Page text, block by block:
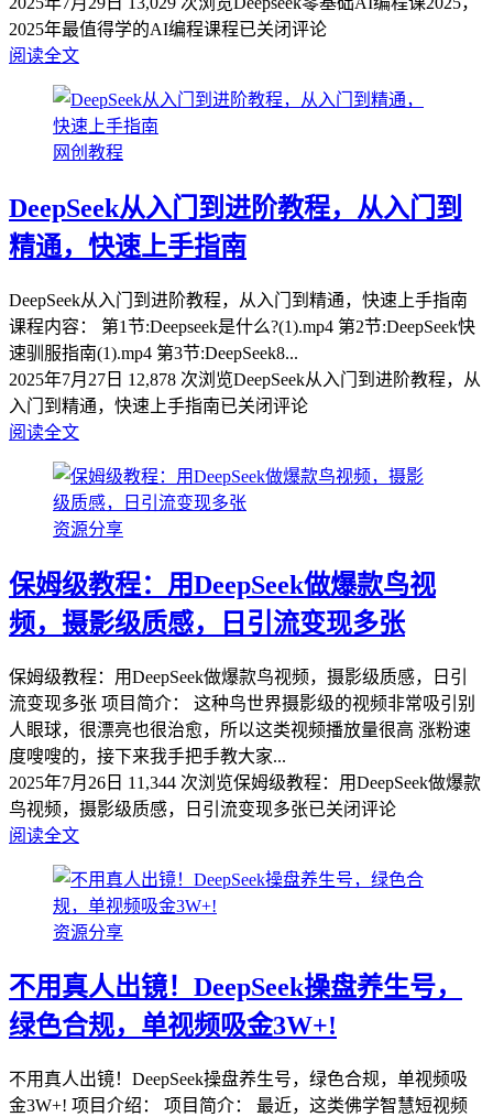
2025年最值得学的AI编程课程已关闭评论
阅读全文
网创教程
DeepSeek从入门到进阶教程，从入门到
精通，快速上手指南
DeepSeek从入门到进阶教程，从入门到精通，快速上手指南
课程内容： 第1节:Deepseek是什么?(1).mp4 第2节:DeepSeek快
速驯服指南(1).mp4 第3节:DeepSeek8...
2025年7月27日 12,878 次浏览DeepSeek从入门到进阶教程，从
入门到精通，快速上手指南已关闭评论
阅读全文
资源分享
保姆级教程：用DeepSeek做爆款鸟视
频，摄影级质感，日引流变现多张
保姆级教程：用DeepSeek做爆款鸟视频，摄影级质感，日引
流变现多张 项目简介： 这种鸟世界摄影级的视频非常吸引别
人眼球，很漂亮也很治愈，所以这类视频播放量很高 涨粉速
度嗖嗖的，接下来我手把手教大家...
2025年7月26日 11,344 次浏览保姆级教程：用DeepSeek做爆款
鸟视频，摄影级质感，日引流变现多张已关闭评论
阅读全文
资源分享
不用真人出镜！DeepSeek操盘养生号，
绿色合规，单视频吸金3W+!
不用真人出镜！DeepSeek操盘养生号，绿色合规，单视频吸
金3W+! 项目介绍： 项目简介： 最近，这类佛学智慧短视频